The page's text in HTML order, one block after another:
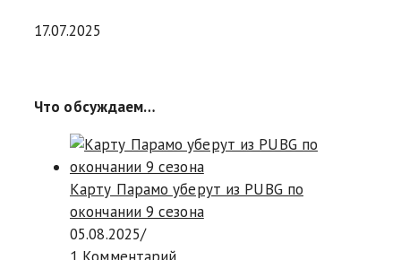
17.07.2025
Что обсуждаем…
Карту Парамо уберут из PUBG по
окончании 9 сезона
05.08.2025/